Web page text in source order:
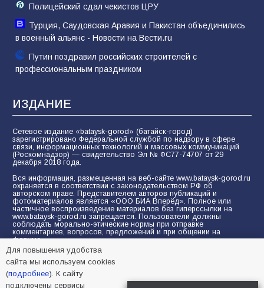
Полицейский сдал чекистов ЦРУ
Турция, Саудовская Аравия и Пакистан объединились
в военный альянс - Новости на Вести.ru
Путин поздравил российских строителей с
профессиональным праздником
ИЗДАНИЕ
Сетевое издание «bataysk-gorod» (батайск-город)
зарегистрировано Федеральной службой по надзору в сфере
связи, информационных технологий и массовых коммуникаций
(Роскомнадзор) — свидетельство Эл № ФС77-74707 от 29
декабря 2018 года.
Вся информация, размещенная на веб-сайте www.bataysk-gorod.ru
охраняется в соответствии с законодательством РФ об
авторском праве. Представителем авторов публикаций и
фотоматериалов является «ООО БИА Вперёд». Полное или
частичное воспроизведение материалов без гиперссылки на
www.bataysk-gorod.ru запрещается. Пользователи должны
соблюдать морально-этические нормы при отправке
комментариев, вопросов, предложений и при общении на
форуме.
Политика конфиденциальности и защиты информации
Согласие на обработку персональных данных с помощью
сервисов Yandex.Metrika, LiveInternet, top.mail.ru
Для повышения удобства
сайта мы используем cookies
(подробнее). К сайту
подключены сервисы